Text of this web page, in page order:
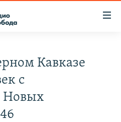
Кавказе
с
Новых